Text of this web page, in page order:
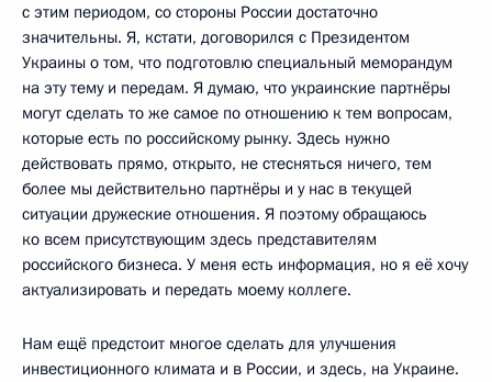
с этим периодом, со стороны России достаточно
значительны. Я, кстати, договорился с Президентом
Украины о том, что подготовлю специальный меморандум
на эту тему и передам. Я думаю, что украинские партнёры
могут сделать то же самое по отношению к тем вопросам,
которые есть по российскому рынку. Здесь нужно
действовать прямо, открыто, не стесняться ничего, тем
более мы действительно партнёры и у нас в текущей
ситуации дружеские отношения. Я поэтому обращаюсь
ко всем присутствующим здесь представителям
российского бизнеса. У меня есть информация, но я её хочу
актуализировать и передать моему коллеге.
Нам ещё предстоит многое сделать для улучшения
инвестиционного климата и в России, и здесь, на Украине.